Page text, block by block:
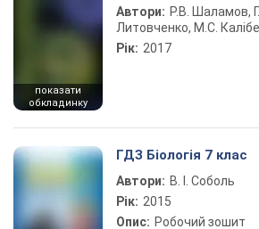
показати
обкладинку
Автори: Р.В. Шаламов,
Литовченко, М.С.
Рік: 2017
ГДЗ Біологія 7 клас
Автори: В. І. Соболь
Рік: 2015
Опис: Робочий зошит